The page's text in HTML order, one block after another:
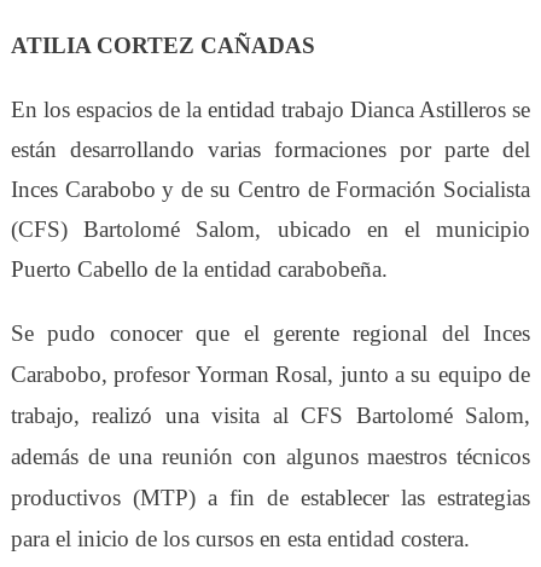
ATILIA CORTEZ CAÑADAS
En los espacios de la entidad trabajo Dianca Astilleros se
están desarrollando varias formaciones por parte del
Inces Carabobo y de su Centro de Formación Socialista
(CFS) Bartolomé Salom, ubicado en el municipio
Puerto Cabello de la entidad carabobeña.
Se pudo conocer que el gerente regional del Inces
Carabobo, profesor Yorman Rosal, junto a su equipo de
trabajo, realizó unavisita al CFS Bartolomé Salom,
además de una reunión con algunos maestros técnicos
productivos (MTP) a fin de establecer las estrategias
para el inicio de los cursos en esta entidad costera.